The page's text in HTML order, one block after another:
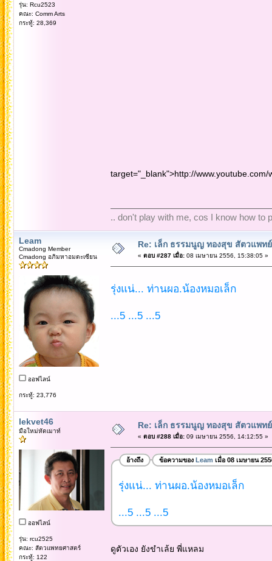
รุ่น: Rcu2523
คณะ: Comm Arts
กระทู้: 28,369
target="_blank">http://www.youtube.com/
.. don't play with me, cos I know how to
Leam
Cmadong Member
Cmadong อภิมหาอมตะเซียน
ออฟไลน์
กระทู้: 23,776
Re: เล็ก ธรรมนูญ ทองสุข สัตวแพท
« ตอบ #287 เมื่อ:08 เมษายน 2556, 15:38:05 »
รุ่งแน่... ท่านผอ.น้องหมอเล็ก
...5 ...5 ...5
lekvet46
มือใหม่หัดเมาท์
ออฟไลน์
รุ่น: rcu2525
คณะ: สัตวแพทยศาสตร์
กระทู้: 122
Re: เล็ก ธรรมนูญ ทองสุข สัตวแพท
« ตอบ #288 เมื่อ:09 เมษายน 2556, 14:12:55 »
อ้างถึง ข้อความของ Leam เมื่อ 08 เมษายน
รุ่งแน่... ท่านผอ.น้องหมอเล็ก
...5 ...5 ...5
ดูตัวเอง ยังขำเล้ย พี่แหลม